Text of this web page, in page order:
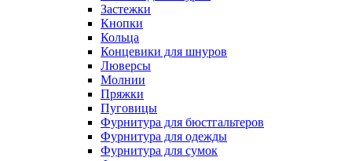
Застежки
Кнопки
Кольца
Концевики для шнуров
Люверсы
Молнии
Пряжки
Пуговицы
Фурнитура для бюстгальтеров
Фурнитура для одежды
Фурнитура для сумок